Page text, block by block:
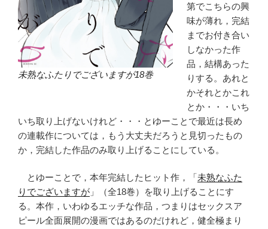
未熟なふたりでございますが18巻
第でこちらの興
味が薄れ，完結
までお付き合い
しなかった作
品，結構あった
りする。あれと
かそれとかこれ
とか・・・いち
いち取り上げないけれど・・・とゆーことで最近は長め
の連載作については，もう大丈夫だろうと見切ったもの
か，完結した作品のみ取り上げることにしている。
とゆーことで，本年完結したヒット作，「未熟なふた
りでございますが 」（全18巻）を取り上げることにす
る。本作，いわゆるエッチな作品，つまりはセックスア
ピール全面展開の漫画ではあるのだけれど，健全極まり